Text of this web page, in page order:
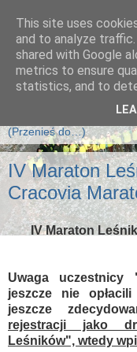
Klub
Klub Biegających
na zasadzie
IV Maraton
Cracovia
IV Maraton
Uwaga uczestnicy
jeszcze nie
jeszcze
rejestracji jako
Leśników", wtedy
This site uses
and to analyze
shared with Google
metrics to ensure
statistics, and to